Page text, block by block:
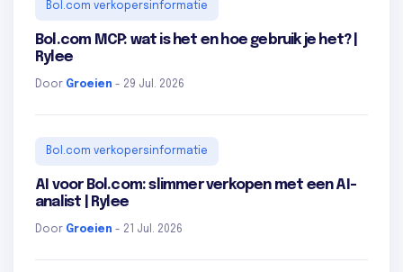
Bol.com verkopersinformatie
Bol.com MCP: wat is het en hoe gebruik je het? |
Rylee
Door Groeien - 29 Jul. 2026
Bol.com verkopersinformatie
AI voor Bol.com: slimmer verkopen met een AI-
analist | Rylee
Door Groeien - 21 Jul. 2026